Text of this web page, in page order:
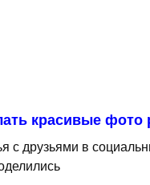
красивые фото
с друзьями в